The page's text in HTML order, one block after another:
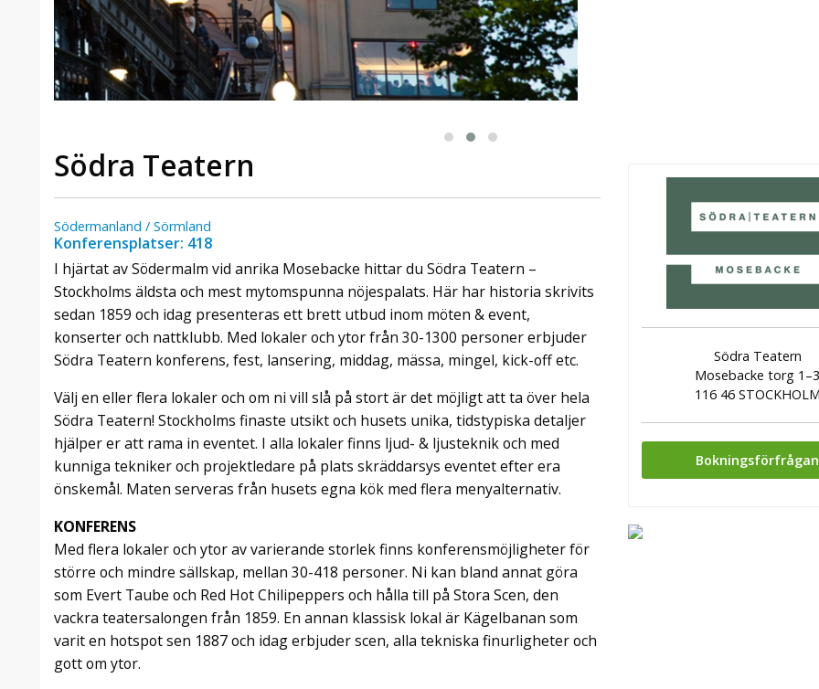
Södra Teatern
Södermanland / Sörmland
Konferensplatser: 418
I hjärtat av Södermalm vid anrika Mosebacke hittar du Södra Teatern –
Stockholms äldsta och mest mytomspunna nöjespalats. Här har historia skrivits
sedan 1859 och idag presenteras ett brett utbud inom möten & event,
konserter och nattklubb. Med lokaler och ytor från 30-1300 personer erbjuder
Södra Teatern konferens, fest, lansering, middag, mässa, mingel, kick-off etc.
Välj en eller flera lokaler och om ni vill slå på stort är det möjligt att ta över hela
Södra Teatern! Stockholms finaste utsikt och husets unika, tidstypiska detaljer
hjälper er att rama in eventet. I alla lokaler finns ljud- & ljusteknik och med
kunniga tekniker och projektledare på plats skräddarsys eventet efter era
önskemål. Maten serveras från husets egna kök med flera menyalternativ.
KONFERENS
Med flera lokaler och ytor av varierande storlek finns konferensmöjligheter för
större och mindre sällskap, mellan 30-418 personer. Ni kan bland annat göra
som Evert Taube och Red Hot Chilipeppers och hålla till på Stora Scen, den
vackra teatersalongen från 1859. En annan klassisk lokal är Kägelbanan som
varit en hotspot sen 1887 och idag erbjuder scen, alla tekniska finurligheter och
gott om ytor.
Södra Teatern
Mosebacke torg
116 46
Bokningsförfrågan